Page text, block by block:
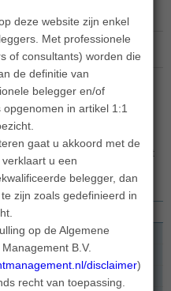
deze website zijn enkel
Met professionele
of consultants) worden die
de definitie van
belegger en/of
in artikel 1:1
gaat u akkoord met de
u een
belegger, dan
zijn zoals gedefinieerd in
op de Algemene
B.V.
disclaimer).
recht van toepassing.
u het rendement van dit